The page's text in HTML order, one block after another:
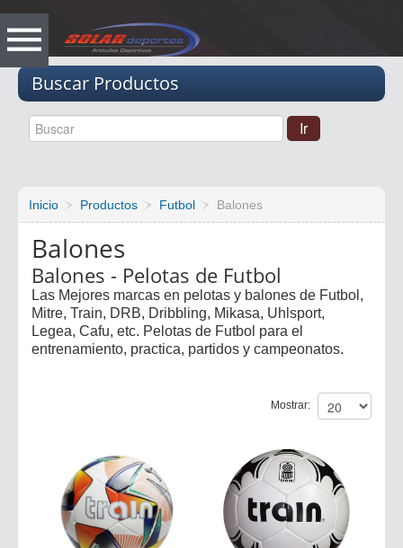
Buscar Productos
Inicio Productos Futbol Balones
Balones
Balones - Pelotas de Futbol
Las Mejores marcas en pelotas y balones de Futbol,
Mitre, Train, DRB, Dribbling, Mikasa, Uhlsport,
Legea, Cafu, etc. Pelotas de Futbol para el
entrenamiento, practica, partidos y campeonatos.
Mostrar: